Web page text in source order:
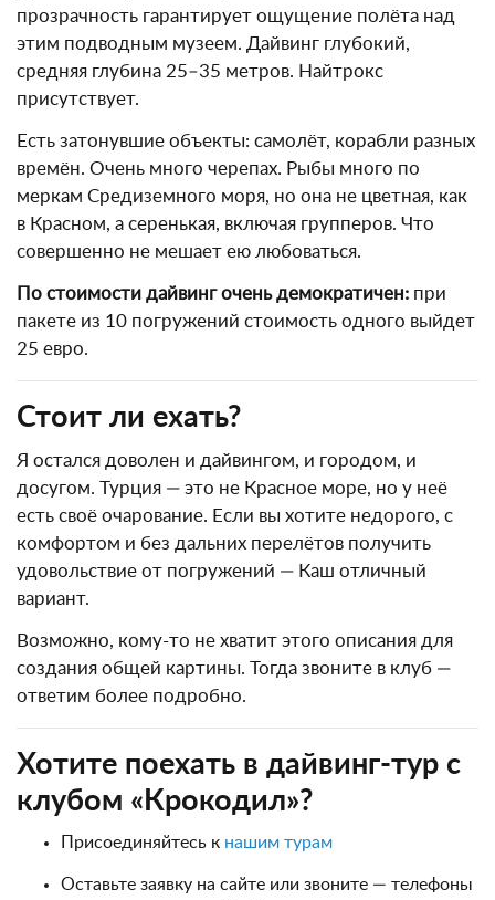
прозрачность гарантирует ощущение полёта над
этим подводным музеем. Дайвинг глубокий,
средняя глубина 25–35 метров. Найтрокс
присутствует.
Есть затонувшие объекты: самолёт, корабли разных
времён. Очень много черепах. Рыбы много по
меркам Средиземного моря, но она не цветная, как
в Красном, а серенькая, включая групперов. Что
совершенно не мешает ею любоваться.
По стоимости дайвинг очень демократичен: при
пакете из 10 погружений стоимость одного выйдет
25 евро.
Стоит ли ехать?
Я остался доволен и дайвингом, и городом, и
досугом. Турция — это не Красное море, но у неё
есть своё очарование. Если вы хотите недорого, с
комфортом и без дальних перелётов получить
удовольствие от погружений — Каш отличный
вариант.
Возможно, кому-то не хватит этого описания для
создания общей картины. Тогда звоните в клуб —
ответим более подробно.
Хотите поехать в дайвинг-тур с
клубом «Крокодил»?
Присоединяйтесь к нашим турам
Оставьте заявку на сайте или звоните — телефоны